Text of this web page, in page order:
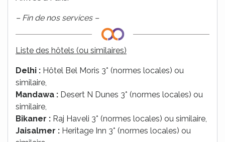
– Fin de nos services –
Liste des hôtels (ou similaires)
Delhi : Hôtel Bel Moris 3* (normes locales) ou
similaire,
Mandawa : Desert N Dunes 3* (normes locales) ou
similaire,
Bikaner : Raj Haveli 3* (normes locales) ou similaire,
Jaisalmer : Heritage Inn 3* (normes locales) ou